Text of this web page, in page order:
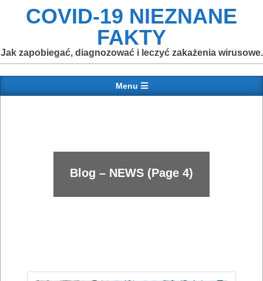
COVID-19 NIEZNANE
FAKTY
Jak zapobiegać, diagnozować i leczyć zakażenia wirusowe.
Navigation
Menu
Blog – NEWS (Page 4)